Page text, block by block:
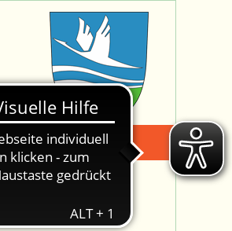
Suche -